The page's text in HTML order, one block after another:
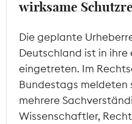
wirksame
Die geplante
Deutschland ist in
eingetreten. Im
Bundestags meldeten
mehrere
Wissenschaftler,